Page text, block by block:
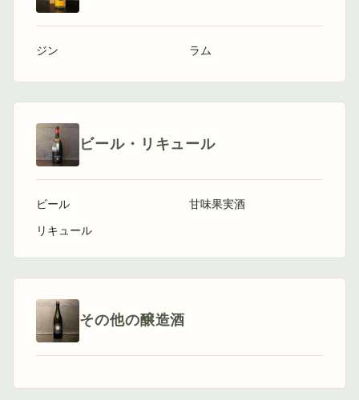
ジン ラム
ビール・リキュール
ビール
リキュール
甘味果実酒
その他の醸造酒